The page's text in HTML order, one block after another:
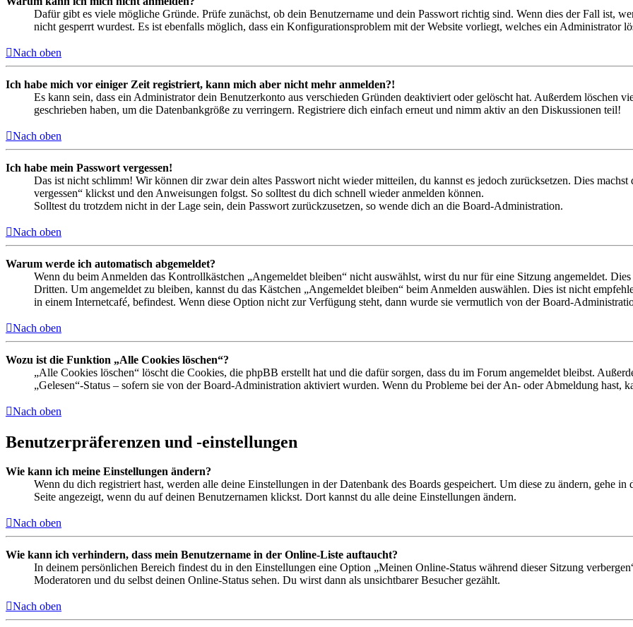
Dafür gibt es viele mögliche Gründe. Prüfe zunächst, ob dein Benutzername und dein Passwort richtig sind. Wenn dies der Fall ist,
nicht gesperrt wurdest. Es ist ebenfalls möglich, dass ein Konfigurationsproblem mit der Website vorliegt, welches ein Administrator
Nach oben
Ich habe mich vor einiger Zeit registriert, kann mich aber nicht mehr anmelden?!
Es kann sein, dass ein Administrator dein Benutzerkonto aus verschieden Gründen deaktiviert oder gelöscht hat. Außerdem löschen
geschrieben haben, um die Datenbankgröße zu verringern. Registriere dich einfach erneut und nimm aktiv an den Diskussionen teil!
Nach oben
Ich habe mein Passwort vergessen!
Das ist nicht schlimm! Wir können dir zwar dein altes Passwort nicht wieder mitteilen, du kannst es jedoch zurücksetzen. Dies
vergessen“ klickst und den Anweisungen folgst. So solltest du dich schnell wieder anmelden können.
Solltest du trotzdem nicht in der Lage sein, dein Passwort zurückzusetzen, so wende dich an die Board-Administration.
Nach oben
Warum werde ich automatisch abgemeldet?
Wenn du beim Anmelden das Kontrollkästchen „Angemeldet bleiben“ nicht auswählst, wirst du nur für eine Sitzung angemeldet.
Dritten. Um angemeldet zu bleiben, kannst du das Kästchen „Angemeldet bleiben“ beim Anmelden auswählen. Dies ist nicht
in einem Internetcafé, befindest. Wenn diese Option nicht zur Verfügung steht, dann wurde sie vermutlich von der Board-
Nach oben
Wozu ist die Funktion „Alle Cookies löschen“?
„Alle Cookies löschen“ löscht die Cookies, die phpBB erstellt hat und die dafür sorgen, dass du im Forum angemeldet bleibst.
„Gelesen“-Status – sofern sie von der Board-Administration aktiviert wurden. Wenn du Probleme bei der An- oder Abmeldung hast,
Nach oben
Benutzerpräferenzen und -einstellungen
Wie kann ich meine Einstellungen ändern?
Wenn du dich registriert hast, werden alle deine Einstellungen in der Datenbank des Boards gespeichert. Um diese zu ändern, gehe
Seite angezeigt, wenn du auf deinen Benutzernamen klickst. Dort kannst du alle deine Einstellungen ändern.
Nach oben
Wie kann ich verhindern, dass mein Benutzername in der Online-Liste auftaucht?
In deinem persönlichen Bereich findest du in den Einstellungen eine Option „Meinen Online-Status während dieser Sitzung
Moderatoren und du selbst deinen Online-Status sehen. Du wirst dann als unsichtbarer Besucher gezählt.
Nach oben